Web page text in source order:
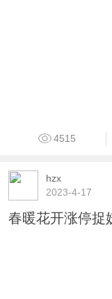
4515
hzx
2023-4-17
春暖花开涨停捉